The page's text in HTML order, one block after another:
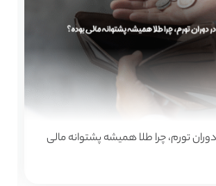
طلا را پیش‌بینی کنیم؟ از تحلیل